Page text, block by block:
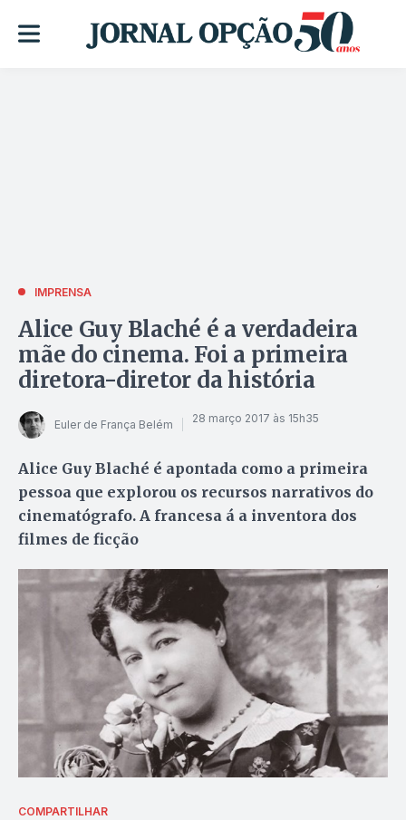
IMPRENSA
Alice Guy Blaché é a verdadeira
mãe do cinema. Foi a primeira
diretora-diretor da história
Euler de França Belém 28 março 2017 às 15h35
Alice Guy Blaché é apontada como a primeira
pessoa que explorou os recursos narrativos do
cinematógrafo. A francesa á a inventora dos
filmes de ficção
COMPARTILHAR